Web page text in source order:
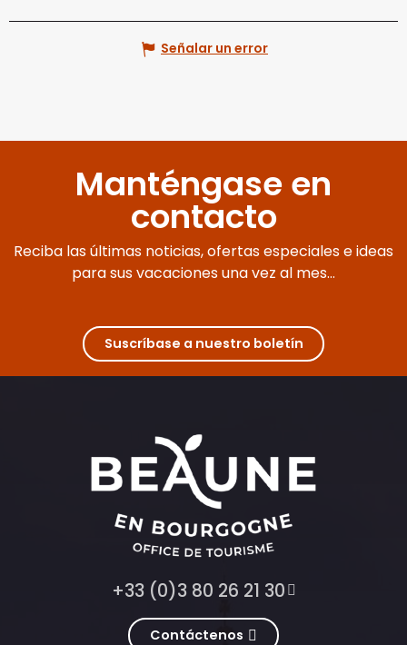
Señalar un error
Manténgase en
contacto
Reciba las últimas noticias, ofertas especiales e ideas
para sus vacaciones una vez al mes...
Suscríbase a nuestro boletín
+33 (0)3 80 26 21 30
Contáctenos